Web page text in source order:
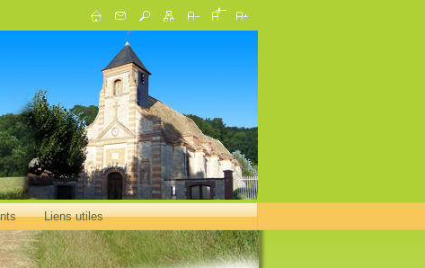
Liens utiles